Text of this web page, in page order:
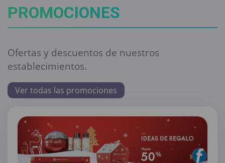
PROMOCIONES
Ofertas y descuentos de nuestros
establecimientos.
Ver todas las promociones